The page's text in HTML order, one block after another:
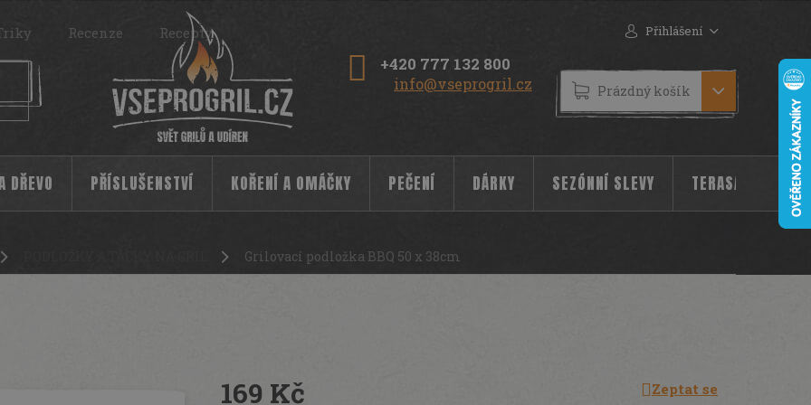
+420 777 132 800
info@vseprogril.cz
Recenze Recepty Přihlášení
NÁKUPNÍ
KOŠÍK
Prázdný košík
DŘEVO PŘÍSLUŠENSTVÍ KOŘENÍ A OMÁČKY PEČENÍ DÁRKY SEZÓNNÍ SLEVY TERASA
Grilovací podložka BBQ 50 x 38cm
169 Kč Zeptat se